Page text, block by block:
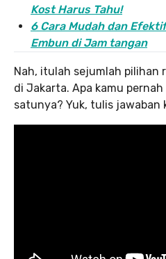
Kost Harus Tahu!
6 Cara Mudah dan
Embun di Jam tangan
Nah, itulah sejumlah pilihan
di Jakarta. Apa kamu
satunya? Yuk, tulis jawaban